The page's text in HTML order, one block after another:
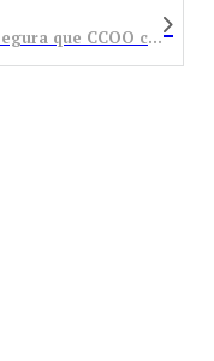
El equipo de gobierno de Bembibre asegura que CCOO conocía la adjudicación de la guardería y la residencia